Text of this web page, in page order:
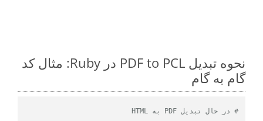
نحوه تبدیل PDF to PCL در Ruby: مثال کد
گام به گام
# در حال تبدیل PDF به HTML